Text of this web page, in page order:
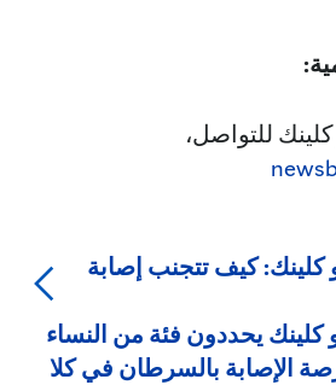
كلينك للتواصل،
كلينك: كيف تتجنب إصابة
كلينك يحددون فئة من النساء
الإصابة بالسرطان في كلا